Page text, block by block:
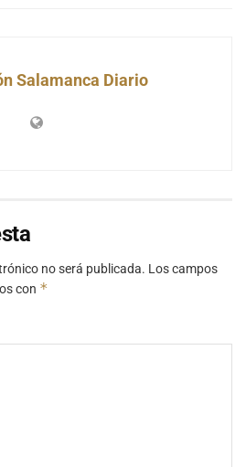
Salamanca Diario
no será publicada. Los campos
con *